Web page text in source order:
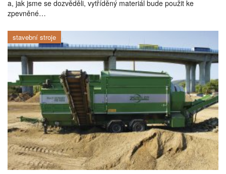
a, jak jsme se dozvěděli, vytříděný materiál bude použit ke
zpevněné…
stavební stroje